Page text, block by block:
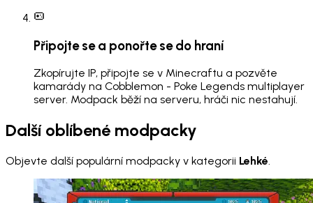
Připojte se a ponořte se do hraní
Zkopírujte IP, připojte se v Minecraftu a pozvěte
kamarády na Cobblemon - Poke Legends multiplayer
server. Modpack běží na serveru, hráči nic nestahují.
Další oblíbené modpacky
Objevte další populární modpacky v kategorii Lehké.